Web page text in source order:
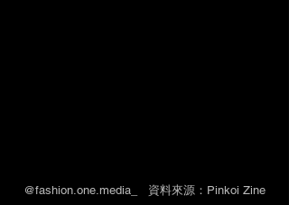
@fashion.one.media_   資料來源：Pinkoi Zine